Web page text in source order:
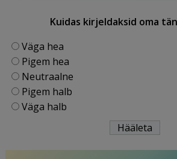
Kuidas kirjeldaksid oma
Väga hea
Pigem hea
Neutraalne
Pigem halb
Väga halb